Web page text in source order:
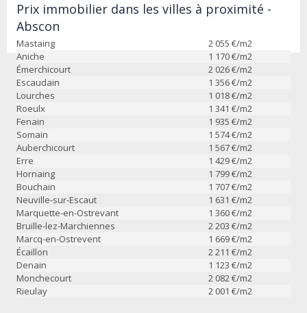
Prix immobilier dans les villes à proximité -
Abscon
Mastaing 2 055 €/m2
Aniche
1 170€/m2
Émerchicourt
2 026€/m2
Escaudain
1 356€/m2
Lourches
1 018€/m2
Roeulx
1 341 €/m2
Fenain
1 935 €/m2
Somain
1 574€/m2
Auberchicourt
1 567€/m2
Erre
1 429€/m2
Hornaing
1 799€/m2
Bouchain
1 707€/m2
Neuville-sur-Escaut
1 631 €/m2
Marquette-en-Ostrevant
1 360€/m2
Bruille-lez-Marchiennes
2 203 €/m2
Marcq-en-Ostrevent
1 669€/m2
Écaillon
2 211 €/m2
Denain
1 123 €/m2
Monchecourt
2 082 €/m2
Rieulay
2 001 €/m2